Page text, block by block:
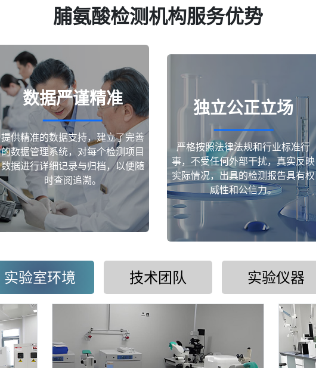
脯氨酸检测机构服务优势
数据严谨精准
提供精准的数据支持，建立了完善
的数据管理系统，对每个检测项目
数据进行详细记录与归档，以便随
时查阅追溯。
独立公正立场
严格按照法律法规和行业标准行
事，不受任何外部干扰，真实反映
实际情况，出具的检测报告具有权
威性和公信力。
实验室环境 技术团队 实验仪器